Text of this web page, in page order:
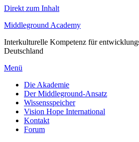
Direkt zum Inhalt
Middleground Academy
Interkulturelle Kompetenz für
Deutschland
Menü
Die Akademie
Der Middleground-Ansatz
Wissensspeicher
Vision Hope International
Kontakt
Forum